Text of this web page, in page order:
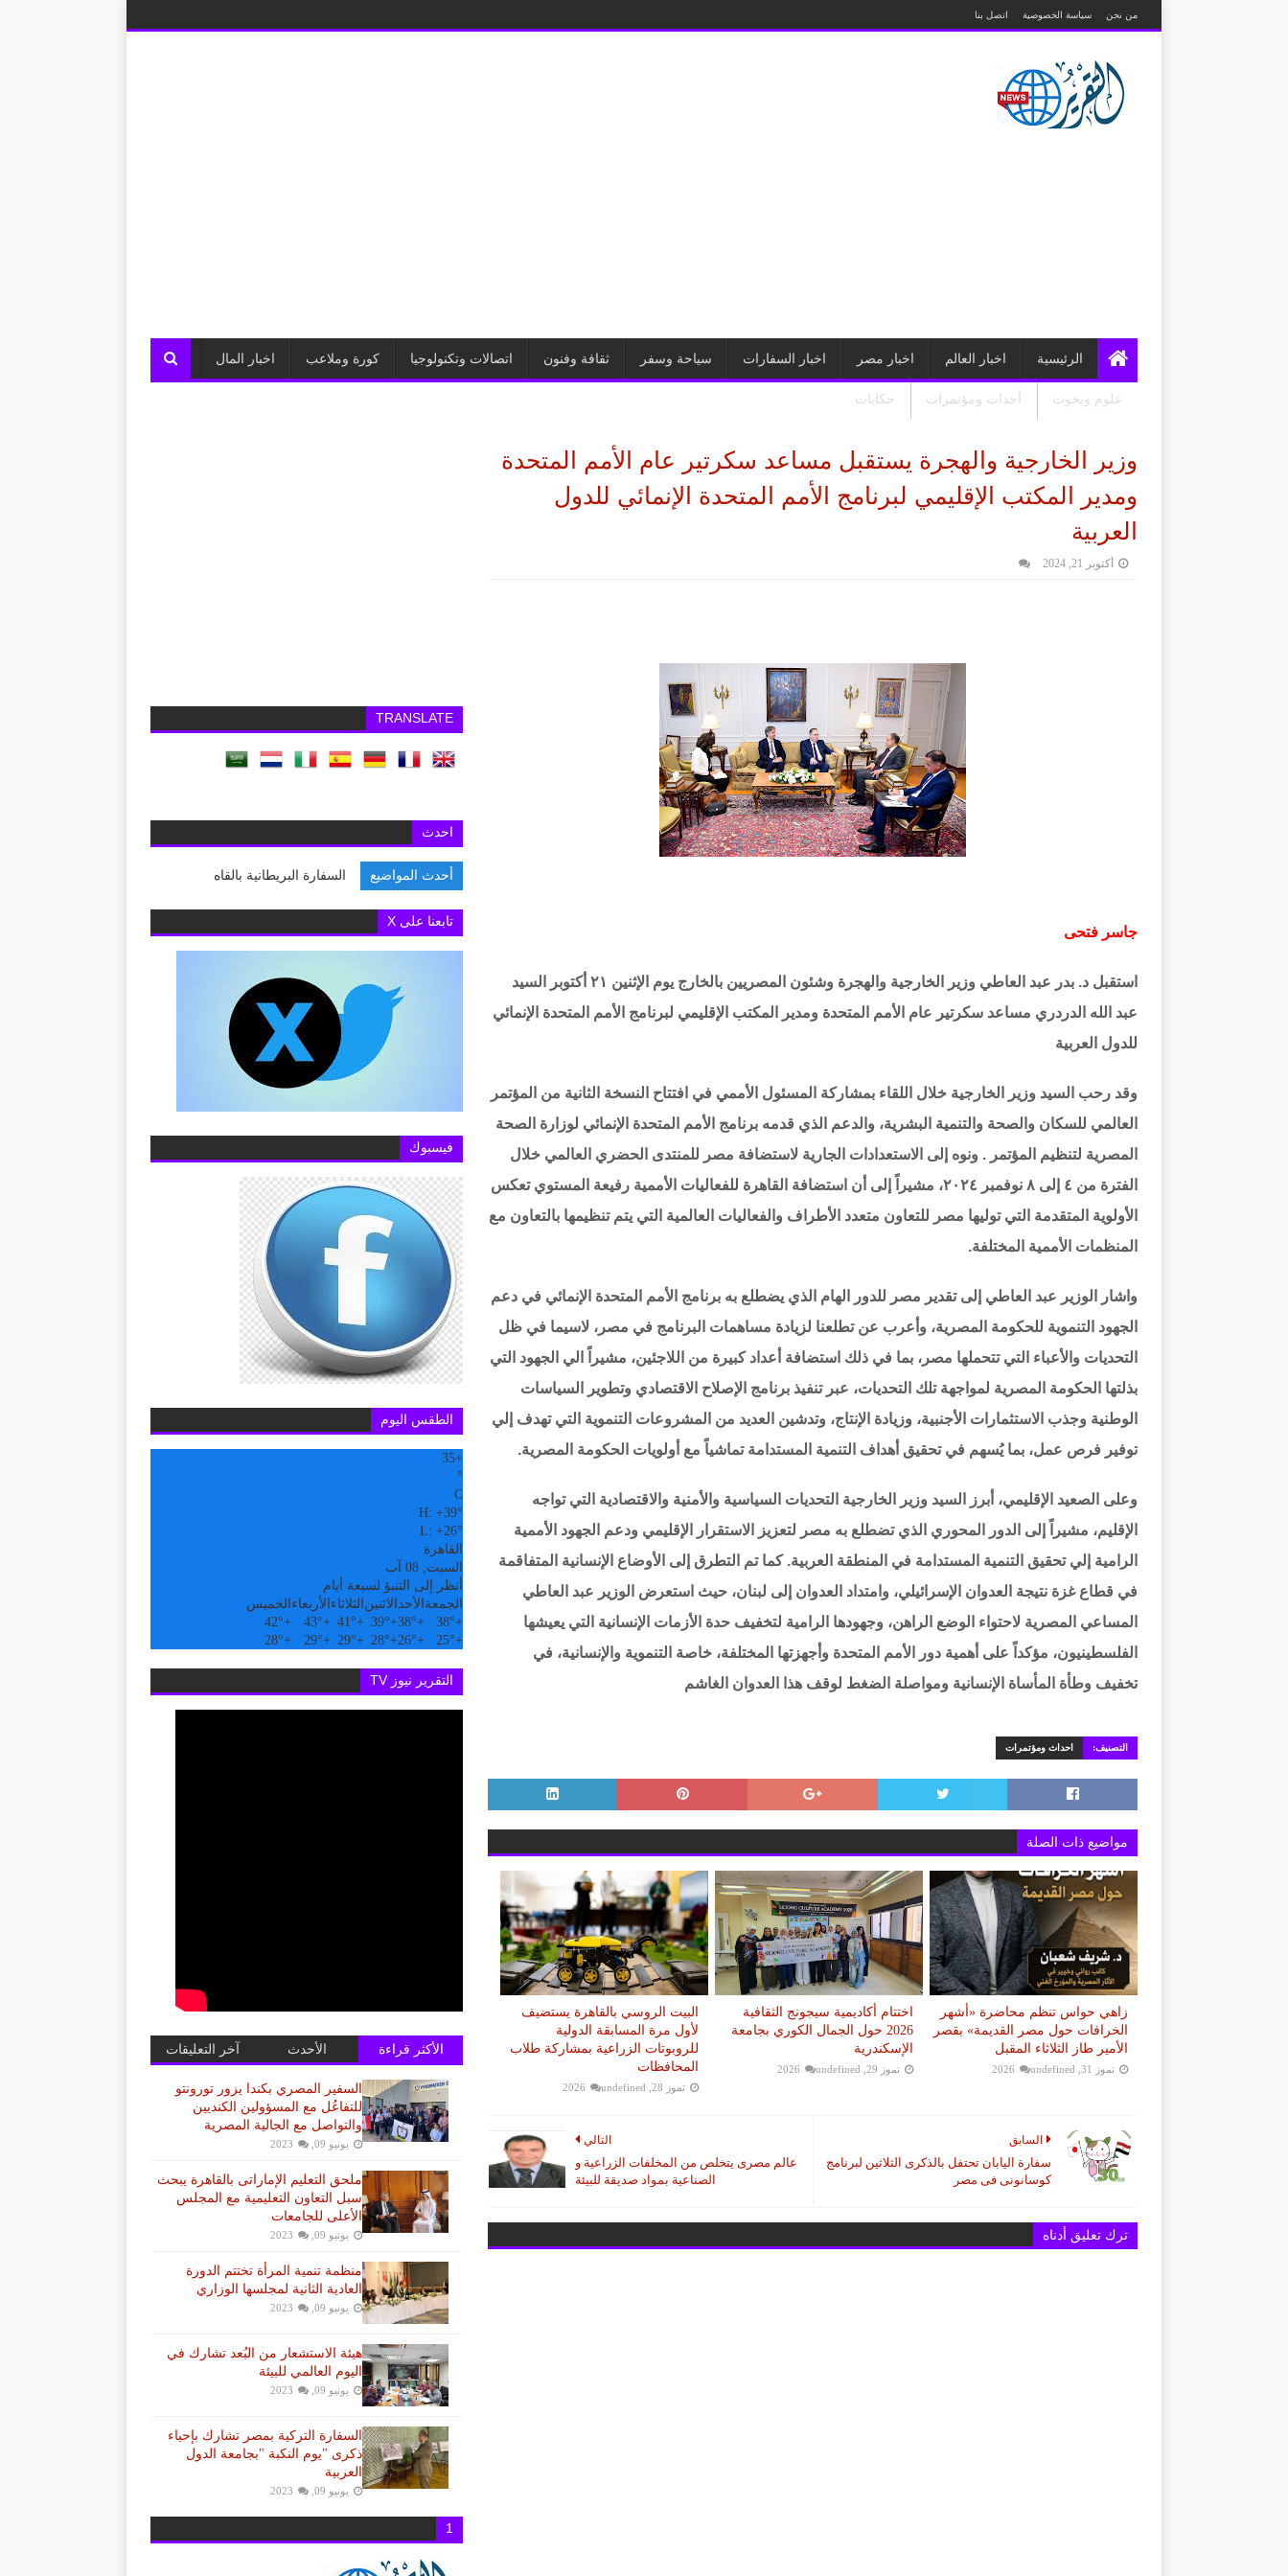
من نحن سياسة الخصوصية اتصل بنا
الرئيسية اخبار العالم اخبار مصر اخبار السفارات سياحة وسفر ثقافة وفنون اتصالات وتكنولوجيا كورة وملاعب اخبار المال
علوم وبحوث أحداث ومؤتمرات حكايات
وزير الخارجية والهجرة يستقبل مساعد سكرتير عام الأمم المتحدة
ومدير المكتب الإقليمي لبرنامج الأمم المتحدة الإنمائي للدول
العربية
أكتوبر 21, 2024
جاسر فتحى
استقبل د. بدر عبد العاطي وزير الخارجية والهجرة وشئون المصريين بالخارج يوم الإثنين ٢١ أكتوبر السيد
عبد الله الدردري مساعد سكرتير عام الأمم المتحدة ومدير المكتب الإقليمي لبرنامج الأمم المتحدة الإنمائي
للدول العربية
وقد رحب السيد وزير الخارجية خلال اللقاء بمشاركة المسئول الأممي في افتتاح النسخة الثانية من المؤتمر
العالمي للسكان والصحة والتنمية البشرية، والدعم الذي قدمه برنامج الأمم المتحدة الإنمائي لوزارة الصحة
المصرية لتنظيم المؤتمر . ونوه إلى الاستعدادات الجارية لاستضافة مصر للمنتدى الحضري العالمي خلال
الفترة من ٤ إلى ٨ نوفمبر ٢٠٢٤، مشيراً إلى أن استضافة القاهرة للفعاليات الأممية رفيعة المستوي تعكس
الأولوية المتقدمة التي توليها مصر للتعاون متعدد الأطراف والفعاليات العالمية التي يتم تنظيمها بالتعاون مع
المنظمات الأممية المختلفة.
واشار الوزير عبد العاطي إلى تقدير مصر للدور الهام الذي يضطلع به برنامج الأمم المتحدة الإنمائي في دعم
الجهود التنموية للحكومة المصرية، وأعرب عن تطلعنا لزيادة مساهمات البرنامج في مصر، لاسيما في ظل
التحديات والأعباء التي تتحملها مصر، بما في ذلك استضافة أعداد كبيرة من اللاجئين، مشيراً الي الجهود التي
بذلتها الحكومة المصرية لمواجهة تلك التحديات، عبر تنفيذ برنامج الإصلاح الاقتصادي وتطوير السياسات
الوطنية وجذب الاستثمارات الأجنبية، وزيادة الإنتاج، وتدشين العديد من المشروعات التنموية التي تهدف إلي
توفير فرص عمل، بما يُسهم في تحقيق أهداف التنمية المستدامة تماشياً مع أولويات الحكومة المصرية.
وعلى الصعيد الإقليمي، أبرز السيد وزير الخارجية التحديات السياسية والأمنية والاقتصادية التي تواجه
الإقليم، مشيراً إلى الدور المحوري الذي تضطلع به مصر لتعزيز الاستقرار الإقليمي ودعم الجهود الأممية
الرامية إلي تحقيق التنمية المستدامة في المنطقة العربية. كما تم التطرق إلى الأوضاع الإنسانية المتفاقمة
في قطاع غزة نتيجة العدوان الإسرائيلي، وامتداد العدوان إلى لبنان، حيث استعرض الوزير عبد العاطي
المساعي المصرية لاحتواء الوضع الراهن، وجهودها الرامية لتخفيف حدة الأزمات الإنسانية التي يعيشها
الفلسطينيون، مؤكداً على أهمية دور الأمم المتحدة وأجهزتها المختلفة، خاصة التنموية والإنسانية، في
تخفيف وطأة المأساة الإنسانية ومواصلة الضغط لوقف هذا العدوان الغاشم
التصنيف: احداث ومؤتمرات
مواضيع ذات الصلة
زاهي حواس تنظم محاضرة «أشهر
الخرافات حول مصر القديمة» بقصر
الأمير طاز الثلاثاء المقبل
تموز 31, 2026 undefined
اختتام أكاديمية سيجونج الثقافية
2026 حول الجمال الكوري بجامعة
الإسكندرية
تموز 29, 2026 undefined
البيت الروسي بالقاهرة يستضيف
لأول مرة المسابقة الدولية
للروبوتات الزراعية بمشاركة طلاب
المحافظات
تموز 28, 2026 undefined
التالي
عالم مصرى يتخلص من المخلفات الزراعية و
الصناعية بمواد صديقة للبيئة
السابق
سفارة اليابان تحتفل بالذكرى الثلاثين لبرنامج
كوسانونى فى مصر
ترك تعليق أدناه
TRANSLATE
احدث
أحدث المواضيع السفارة البريطانية بالقاهرة تفتح ب
تابعنا على X
فيسبوك
الطقس اليوم
+
35
°
C
H: +39°
L: +26°
القاهرة
السبت, 08 آب
أنظر إلى التنبؤ لسبعة أيام
الجمعة الأحد الاثنين الثلاثاء الأربعاء الخميس
+
38°
+
38°
+
39°
+
41°
+
43°
+
42°
+
25°
+
26°
+
28°
+
29°
+
29°
+
28°
التقرير نيوز TV
الأكثر قراءة الأحدث آخر التعليقات
السفير المصري بكندا يزور تورونتو
للتفاعُل مع المسؤولين الكنديين
والتواصل مع الجالية المصرية
يونيو 09, 2023
ملحق التعليم الإماراتى بالقاهرة يبحث
سبل التعاون التعليمية مع المجلس
الأعلى للجامعات
يونيو 09, 2023
منظمة تنمية المرأة تختتم الدورة
العادية الثانية لمجلسها الوزاري
يونيو 09, 2023
هيئة الاستشعار من البُعد تشارك في
اليوم العالمي للبيئة
يونيو 09, 2023
السفارة التركية بمصر تشارك بإحياء
ذكرى "يوم النكبة "بجامعة الدول
العربية
يونيو 09, 2023
1